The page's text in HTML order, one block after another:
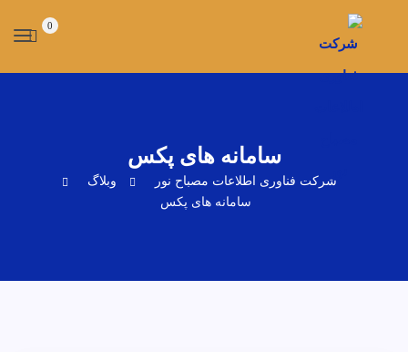
0
سامانه های پکس
شرکت فناوری اطلاعات مصباح نور
وبلاگ
سامانه های پکس